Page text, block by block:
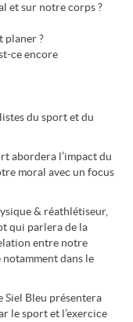
et sur notre corps ?
planer ?
ce encore
du sport et du
abordera l’impact du
moral avec un focus
& réathlétiseur,
qui parlera de la
entre notre
notamment dans le
Siel Bleu présentera
le sport et l’exercice